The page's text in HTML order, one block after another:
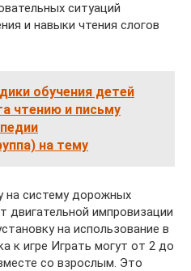
ситуаций
и навыки чтения слогов
обучения детей
чтению и письму
на тему
на систему дорожных
двигательной импровизации
на использование в
к игре Играть могут от 2 до
со взрослым. Это